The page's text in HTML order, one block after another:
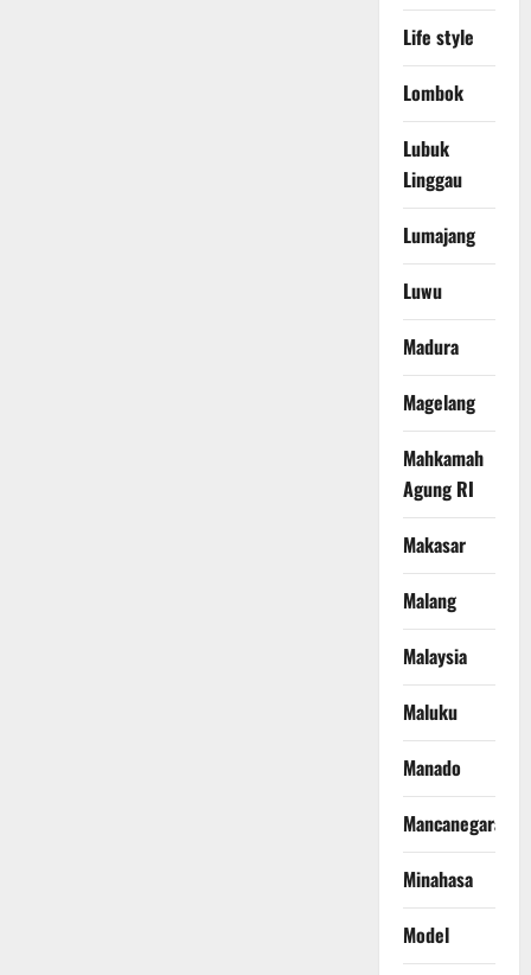
Life style
Lombok
Lubuk
Linggau
Lumajang
Luwu
Madura
Magelang
Mahkamah
Agung RI
Makasar
Malang
Malaysia
Maluku
Manado
Mancanegara
Minahasa
Model